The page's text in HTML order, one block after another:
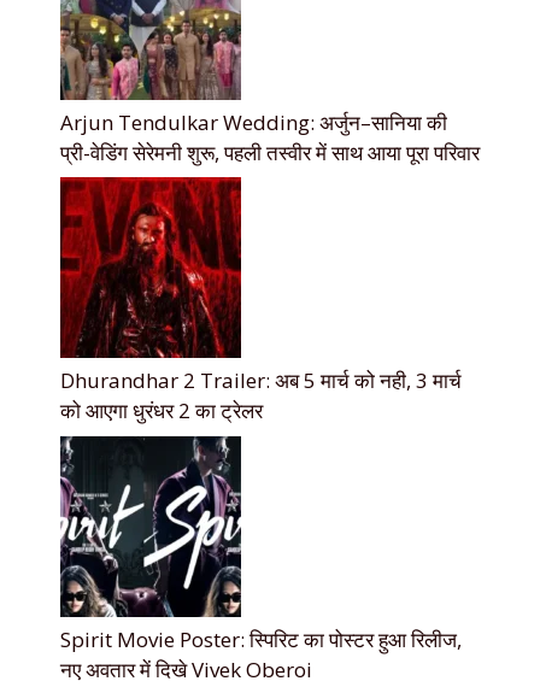
Arjun Tendulkar Wedding: अर्जुन–सानिया की
प्री-वेडिंग सेरेमनी शुरू, पहली तस्वीर में साथ आया पूरा परिवार
Dhurandhar 2 Trailer: अब 5 मार्च को नही, 3 मार्च
को आएगा धुरंधर 2 का ट्रेलर
Spirit Movie Poster: स्पिरिट का पोस्टर हुआ रिलीज,
नए अवतार में दिखे Vivek Oberoi